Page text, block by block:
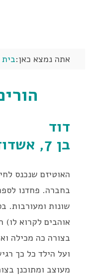
אתה נמצא כאן:בית
דוד
בן 7, אשדוד
האוטיזם שנכנס
בחברה. פחדנו
שונות ומעורבות.
אוהבים לקרוא לו)
בצורה כה מכילה
ועל הילד כל כך
מעוצב ומתוכנן